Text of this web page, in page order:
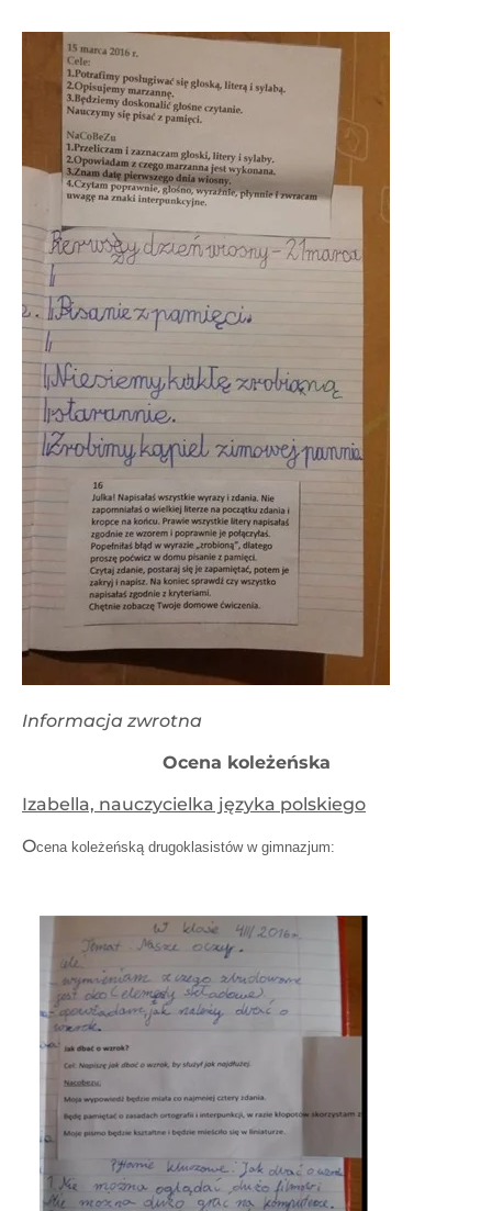
Informacja zwrotna
Ocena koleżeńska
Izabella, nauczycielka języka polskiego
Ocena koleżeńską drugoklasistów w gimnazjum: